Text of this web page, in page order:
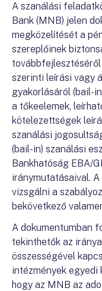
A szanálási
Bank (MNB) jelen
megközelítését a
szereplőinek
szerinti leírási vagy
gyakorlásáról (bail-
a tőkeelemek,
kötelezettségek
szanálási
(bail-in) szanálási
Bankhatóság EBA/
iránymutatásaival.
vizsgálni a
bekövetkező
A dokumentumban
tekinthetők az
összességével
intézmények egyedi
hogy az MNB az